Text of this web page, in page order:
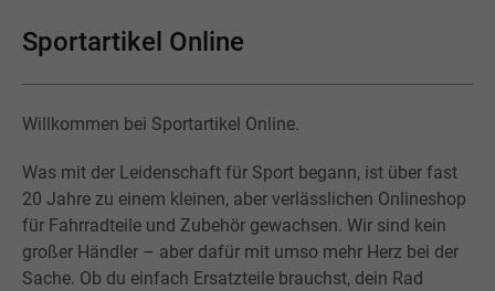
Sportartikel Online
Willkommen bei Sportartikel Online.
Was mit der Leidenschaft für Sport begann, ist über fast
20 Jahre zu einem kleinen, aber verlässlichen Onlineshop
für Fahrradteile und Zubehör gewachsen. Wir sind kein
großer Händler – aber dafür mit umso mehr Herz bei der
Sache. Ob du einfach Ersatzteile brauchst, dein Rad